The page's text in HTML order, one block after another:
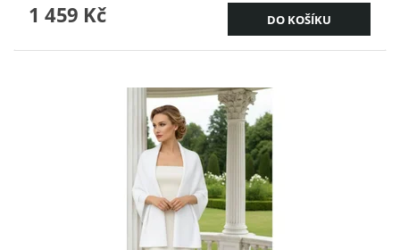
1 459 Kč